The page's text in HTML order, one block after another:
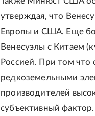
утверждая, что
Европы и США. Еще
Венесуэлы с Китаем
Россией. При том что
редкоземельными
производителей
субъективный